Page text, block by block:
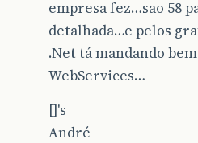
empresa fez…sao 58
detalhada…e pelos
.Net tá mandando
WebServices…
[]'s
André